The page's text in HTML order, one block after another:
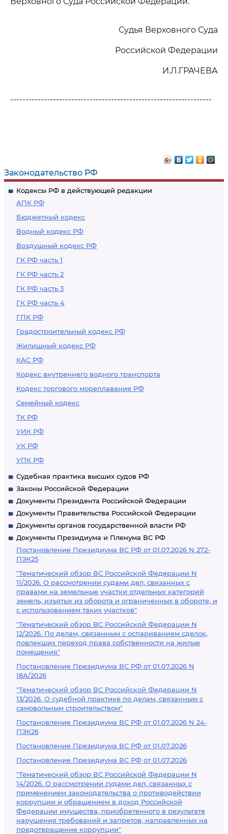
Законодательство РФ
Кодексы РФ в действующей редакции
АПК РФ
Бюджетный кодекс
Водный кодекс РФ
Воздушный кодекс РФ
ГК РФ часть 1
ГК РФ часть 2
ГК РФ часть 3
ГК РФ часть 4
ГПК РФ
Градостроительный кодекс РФ
Жилищный кодекс РФ
КАС РФ
Кодекс внутреннего водного транспорта
Кодекс торгового мореплавания РФ
Семейный кодекс
ТК РФ
УИК РФ
УК РФ
УПК РФ
Судебная практика высших судов РФ
Законы Российской Федерации
Документы Президента Российской Федерации
Документы Правительства Российской Федерации
Документы органов государственной власти РФ
Документы Президиума и Пленума ВС РФ
Постановление Президиума ВС РФ от 01.07.2026 N 272-
ПЭК25
"Тематический обзор ВС Российской Федерации N
11/2026. О рассмотрении судами дел, связанных с
правами на земельные участки отдельных категорий
земель, изъятых из оборота и ограниченных в обороте, и
с использованием таких участков"
"Тематический обзор ВС Российской Федерации N
12/2026. По делам, связанным с оспариванием сделок,
повлекших переход права собственности на жилые
помещения"
Постановление Президиума ВС РФ от 01.07.2026 N
18А/2026
"Тематический обзор ВС Российской Федерации N
13/2026. О судебной практике по делам, связанным с
самовольным строительством"
Постановление Президиума ВС РФ от 01.07.2026 N 24-
ПЭК26
Постановление Президиума ВС РФ от 01.07.2026
Постановление Президиума ВС РФ от 01.07.2026
"Тематический обзор ВС Российской Федерации N
14/2026. О рассмотрении судами дел, связанных с
применением законодательства о противодействии
коррупции и обращением в доход Российской
Федерации имущества, приобретенного в результате
нарушения требований и запретов, направленных на
предотвращение коррупции"
Судья Верховного Суда
Российской Федерации
И.Л.ГРАЧЕВА
------------------------------------------------------------------